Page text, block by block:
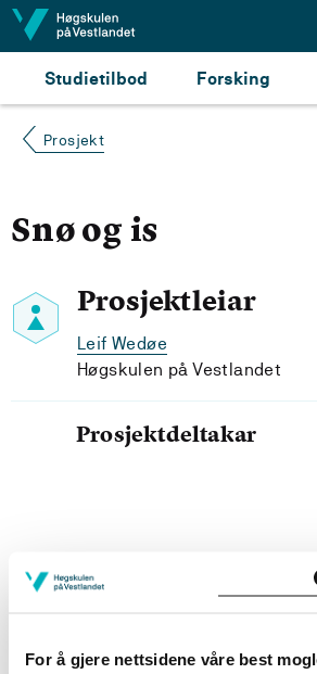
For å gjere nettsidene våre best
Hopp til innhald
Studietilbod Forsking
Prosjekt
Snø og is
Prosjektleiar
Leif Wedøe
Høgskulen på Vestlandet
Prosjektdeltakar
Prosjekteigar
Vestlandet